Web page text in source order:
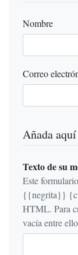
Nombre
Correo
Añada
Texto de su
Este
{{negrita}}
HTML. Para
vacía entre